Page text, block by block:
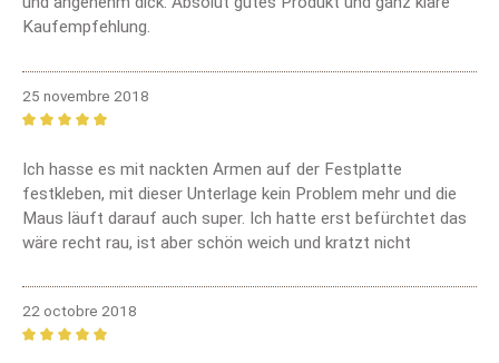
Kaufempfehlung.
25 novembre 2018
Ich hasse es mit nackten Armen auf der Festplatte
festkleben, mit dieser Unterlage kein Problem mehr und die
Maus läuft darauf auch super. Ich hatte erst befürchtet das
wäre recht rau, ist aber schön weich und kratzt nicht
22 octobre 2018